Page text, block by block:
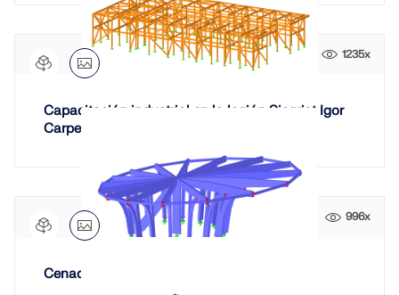
1235x
Capacitación industrial en la legión Siegrist Igor
Carpenteria
996x
Cenador en Berna, Suiza